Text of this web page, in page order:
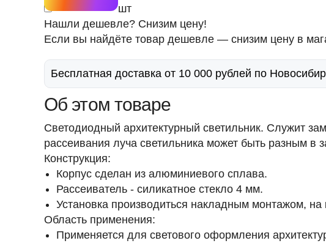
шт
Нашли дешевле? Снизим цену!
Если вы найдёте товар дешевле — снизим цену в
Бесплатная доставка от 10 000 рублей по
Об этом товаре
Светодиодный архитектурный светильник. Служит
рассеивания луча светильника может быть разным в
Конструкция:
Корпус сделан из алюминиевого сплава.
Рассеиватель - силикатное стекло 4 мм.
Установка производиться накладным монтажом, на
Область применения:
Применяется для светового оформления